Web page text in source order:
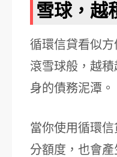
雪球，越
循環信貸看似
滾雪球般，越
身的債務泥潭。
當你使用循環
分額度，也會